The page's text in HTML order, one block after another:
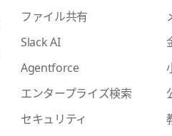
ファイル共有
Slack AI
Agentforce
エンタープライズ検索
セキュリティ